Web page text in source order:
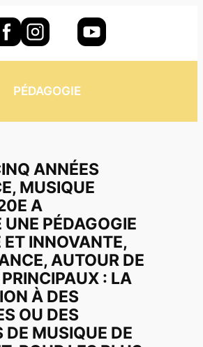
PÉDAGOGIE
ANNÉES
MUSIQUE
A
UNE PÉDAGOGIE
ET INNOVANTE,
AUTOUR DE
: LA
À DES
OU DES
DE MUSIQUE DE